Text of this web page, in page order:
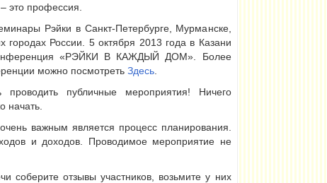
– это профессия.
Рэйки в Санкт-Петербурге, Мурманске,
городах России. 5 октября 2013 года в Казани
«РЭЙКИ В КАЖДЫЙ ДОМ». Более
можно посмотреть Здесь.
публичные мероприятия! Ничего
начать.
важным является процесс планирования.
и доходов. Проводимое мероприятие не
соберите отзывы участников, возьмите у них